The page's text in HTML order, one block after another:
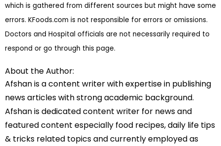
which is gathered from different sources but might have some
errors. KFoods.com is not responsible for errors or omissions.
Doctors and Hospital officials are not necessarily required to
respond or go through this page.
About the Author:
Afshan is a content writer with expertise in publishing
news articles with strong academic background.
Afshan is dedicated content writer for news and
featured content especially food recipes, daily life tips
& tricks related topics and currently employed as